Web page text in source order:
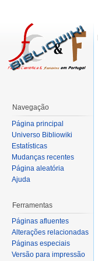
Navegação
Página principal
Universo Bibliowiki
Estatísticas
Mudanças recentes
Página aleatória
Ajuda
Ferramentas
Páginas afluentes
Alterações relacionadas
Páginas especiais
Versão para impressão